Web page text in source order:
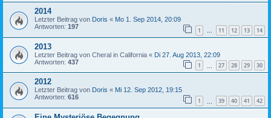
2014
Letzter Beitrag von Doris « Mo 1. Sep 2014, 20:09
Antworten: 197 1 … 11 12 13 14
2013
Letzter Beitrag von Cheral in California « Di 27. Aug 2013, 22:09
Antworten: 437 1 27 28 29 30
2012
Letzter Beitrag von Doris « Mi 12. Sep 2012, 19:15
Antworten: 616 1 39 40 41 42